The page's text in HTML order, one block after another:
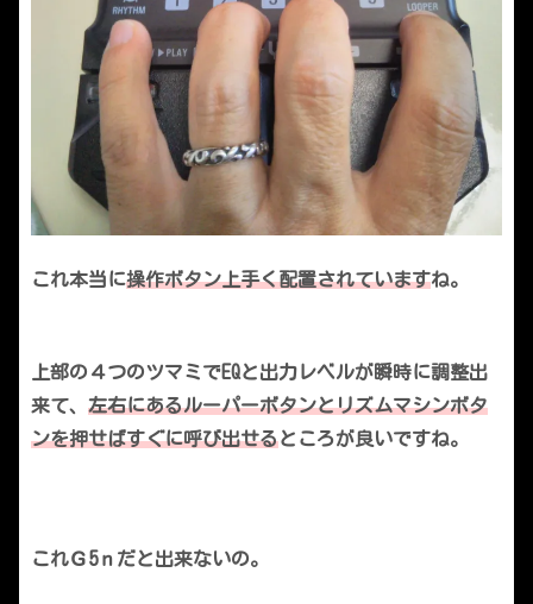
これ本当に操作ボタン上手く配置されていますね。
上部の４つのツマミでEQと出力レベルが瞬時に調整出
来て、 左右にあるルーパーボタンとリズムマシンボタ
ンを押せばすぐに呼び出せるところが良いですね。
これＧ5ｎだと出来ないの。